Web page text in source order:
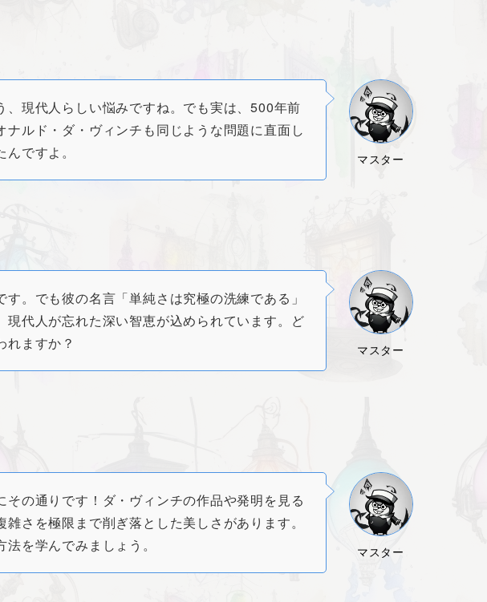
マスター
、現代人らしい悩みですね。でも実は、500年前
ナルド・ダ・ヴィンチも同じような問題に直面し
んですよ。
マスター
す。でも彼の名言「単純さは究極の洗練である」
現代人が忘れた深い智恵が込められています。ど
れますか？
マスター
その通りです！ダ・ヴィンチの作品や発明を見る
雑さを極限まで削ぎ落とした美しさがあります。
法を学んでみましょう。